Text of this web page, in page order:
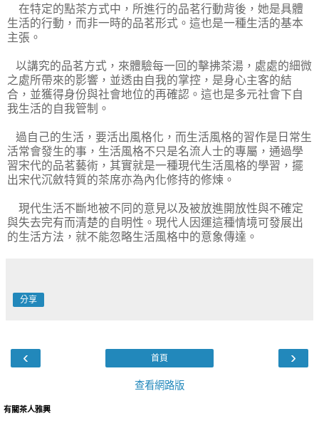
在特定的點茶方式中，所進行的品茗行動背後，她是具體
生活的行動，而非一時的品茗形式。這也是一種生活的基本
主張。
以講究的品茗方式，來體驗每一回的擊拂茶湯，處處的細微
之處所帶來的影響，並透由自我的掌控，是身心主客的結
合，並獲得身份與社會地位的再確認。這也是多元社會下自
我生活的自我管制。
過自己的生活，要活出風格化，而生活風格的習作是日常生
活常會發生的事，生活風格不只是名流人士的專屬，通過學
習宋代的品茗藝術，其實就是一種現代生活風格的學習，擺
出宋代沉斂特質的茶席亦為內化修持的修煉。
現代生活不斷地被不同的意見以及被放進開放性與不確定
與失去完有而清楚的自明性。現代人因運這種情境可發展出
的生活方法，就不能忽略生活風格中的意象傳達。
分享
‹ ›
首頁
查看網路版
有關茶人雅興